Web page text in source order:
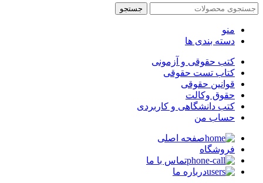
جستجو
منو
دسته بندی ها
کتب حقوقی و آزمونی
کتاب تست حقوقی
قوانین حقوقی
حقوق وکالت
کتب دانشگاهی و کاربردی
حساب من
صفحه اصلی
فروشگاه
تماس با ما
درباره ما